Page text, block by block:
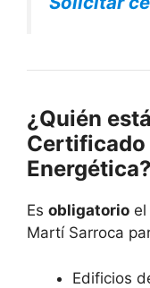
¿Quién
Certificado
Energética?
Es obligatorio
Martí Sarroca
Edificios